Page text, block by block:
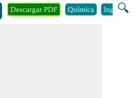
🔍
Descargar PDF Química Ingenieria